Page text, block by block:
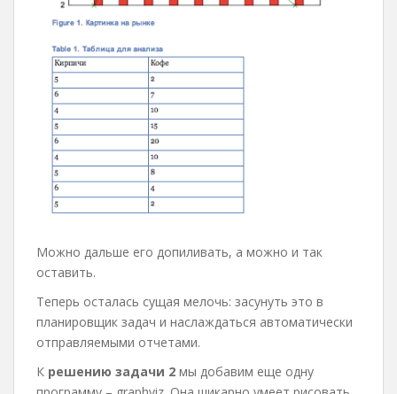
Можно дальше его допиливать, а можно и так
оставить.
Теперь осталась сущая мелочь: засунуть это в
планировщик задач и наслаждаться автоматически
отправляемыми отчетами.
К решению задачи 2 мы добавим еще одну